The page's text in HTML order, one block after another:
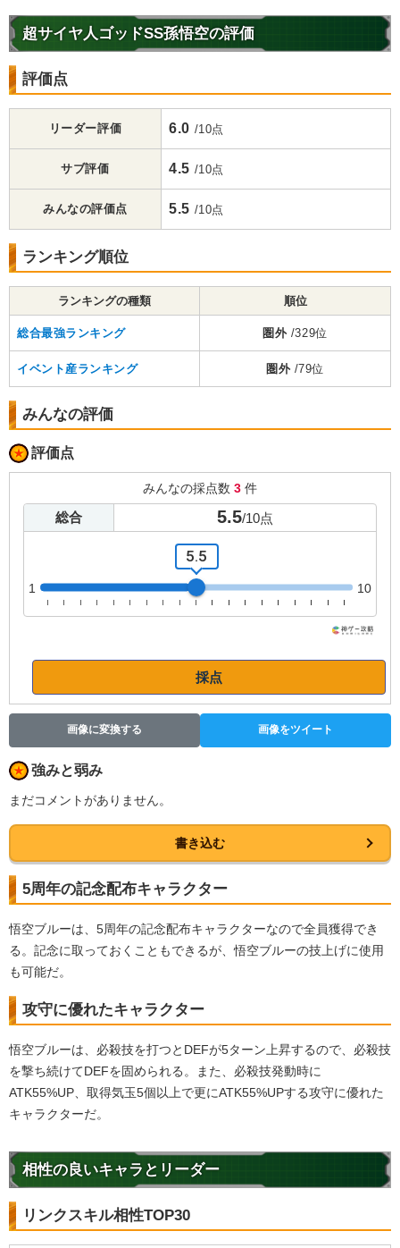
超サイヤ人ゴッドSS孫悟空の評価
評価点
リーダー評価 6.0 /10点
サブ評価 4.5 /10点
みんなの評価点 5.5 /10点
ランキング順位
ランキングの種類 順位
総合最強ランキング 圏外 /329位
イベント産ランキング 圏外 /79位
みんなの評価
評価点
みんなの採点数 3 件
総合 5.5/10点
1
5.5
10
採点
画像に変換する 画像をツイート
強みと弱み
まだコメントがありません。
書き込む
5周年の記念配布キャラクター
悟空ブルーは、5周年の記念配布キャラクターなので全員獲得でき
る。記念に取っておくこともできるが、悟空ブルーの技上げに使用
も可能だ。
攻守に優れたキャラクター
悟空ブルーは、必殺技を打つとDEFが5ターン上昇するので、必殺技
を撃ち続けてDEFを固められる。また、必殺技発動時に
ATK55%UP、取得気玉5個以上で更にATK55%UPする攻守に優れた
キャラクターだ。
相性の良いキャラとリーダー
リンクスキル相性TOP30